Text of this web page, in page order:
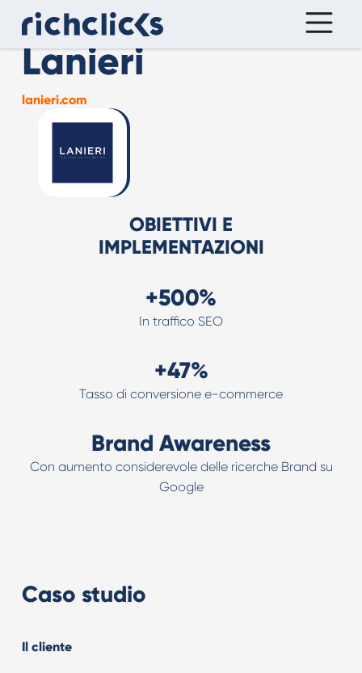
Lanieri
lanieri.com
Caso studio
Il cliente
OBIETTIVI E
IMPLEMENTAZIONI
+500%
In traffico SEO
+47%
Tasso di conversione e-commerce
Brand Awareness
Con aumento considerevole delle ricerche Brand su
Google